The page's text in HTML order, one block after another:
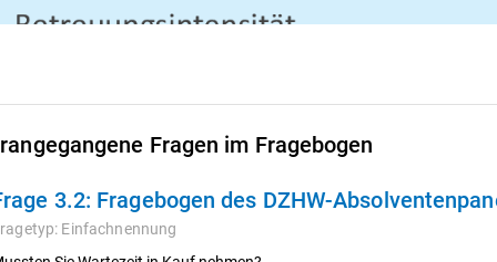
Fragen im Fragebogen
3.2: Fragebogen des DZHW-
Einfachnennung